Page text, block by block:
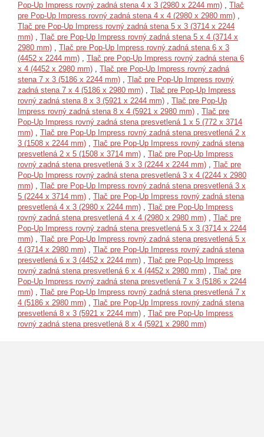
Pop-Up Impress rovný zadná stena 4 x 3 (2980 x 2244 mm) , Tlač
pre Pop-Up Impress rovný zadná stena 4 x 4 (2980 x 2980 mm) ,
Tlač pre Pop-Up Impress rovný zadná stena 5 x 3 (3714 x 2244
mm) , Tlač pre Pop-Up Impress rovný zadná stena 5 x 4 (3714 x
2980 mm) , Tlač pre Pop-Up Impress rovný zadná stena 6 x 3
(4452 x 2244 mm) , Tlač pre Pop-Up Impress rovný zadná stena 6
x 4 (4452 x 2980 mm) , Tlač pre Pop-Up Impress rovný zadná
stena 7 x 3 (5186 x 2244 mm) , Tlač pre Pop-Up Impress rovný
zadná stena 7 x 4 (5186 x 2980 mm) , Tlač pre Pop-Up Impress
rovný zadná stena 8 x 3 (5921 x 2244 mm) , Tlač pre Pop-Up
Impress rovný zadná stena 8 x 4 (5921 x 2980 mm) , Tlač pre
Pop-Up Impress rovný zadná stena presvetlená 1 x 5 (772 x 3714
mm) , Tlač pre Pop-Up Impress rovný zadná stena presvetlená 2 x
3 (1508 x 2244 mm) , Tlač pre Pop-Up Impress rovný zadná stena
presvetlená 2 x 5 (1508 x 3714 mm) , Tlač pre Pop-Up Impress
rovný zadná stena presvetlená 3 x 3 (2244 x 2244 mm) , Tlač pre
Pop-Up Impress rovný zadná stena presvetlená 3 x 4 (2244 x 2980
mm) , Tlač pre Pop-Up Impress rovný zadná stena presvetlená 3 x
5 (2244 x 3714 mm) , Tlač pre Pop-Up Impress rovný zadná stena
presvetlená 4 x 3 (2980 x 2244 mm) , Tlač pre Pop-Up Impress
rovný zadná stena presvetlená 4 x 4 (2980 x 2980 mm) , Tlač pre
Pop-Up Impress rovný zadná stena presvetlená 5 x 3 (3714 x 2244
mm) , Tlač pre Pop-Up Impress rovný zadná stena presvetlená 5 x
4 (3714 x 2980 mm) , Tlač pre Pop-Up Impress rovný zadná stena
presvetlená 6 x 3 (4452 x 2244 mm) , Tlač pre Pop-Up Impress
rovný zadná stena presvetlená 6 x 4 (4452 x 2980 mm) , Tlač pre
Pop-Up Impress rovný zadná stena presvetlená 7 x 3 (5186 x 2244
mm) , Tlač pre Pop-Up Impress rovný zadná stena presvetlená 7 x
4 (5186 x 2980 mm) , Tlač pre Pop-Up Impress rovný zadná stena
presvetlená 8 x 3 (5921 x 2244 mm) , Tlač pre Pop-Up Impress
rovný zadná stena presvetlená 8 x 4 (5921 x 2980 mm)